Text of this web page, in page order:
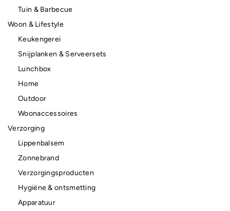
Tuin & Barbecue
Woon & Lifestyle
Keukengerei
Snijplanken & Serveersets
Lunchbox
Home
Outdoor
Woonaccessoires
Verzorging
Lippenbalsem
Zonnebrand
Verzorgingsproducten
Hygiëne & ontsmetting
Apparatuur